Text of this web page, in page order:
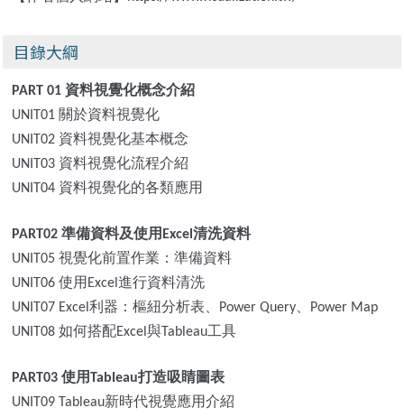
目錄大綱
PART 01 資料視覺化概念介紹
UNIT01 關於資料視覺化
UNIT02 資料視覺化基本概念
UNIT03 資料視覺化流程介紹
UNIT04 資料視覺化的各類應用
PART02 準備資料及使用 Excel 清洗資料
UNIT05 視覺化前置作業：準備資料
UNIT06 使用 Excel 進行資料清洗
UNIT07 Excel 利器：樞紐分析表、 Power Query
Power Map
UNIT08 如何搭配Excel 與 Tableau工具
PART03 使用Tableau打造吸睛圖表
UNIT09 Tableau新時代視覺應用介紹